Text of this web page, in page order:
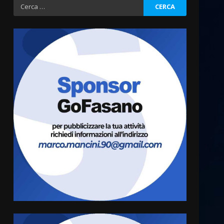
Ricerca
per:
Politiche Giovanili e Mobilità
studenti universitari del
bando “La strada giusta”
8 Agosto 2026 07:15
4
“I Contestatori: Musica di
Rivoluzione”: nuovo
appuntamento con “Fasano in
Banda”
7 Agosto 2026 06:05
5
US Fasano, Scianaro:
“Profonda amarezza per
esclusione dal campionato di
7 Agosto 2026 06:00